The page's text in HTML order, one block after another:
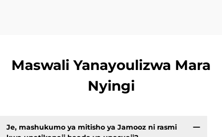
Maswali Yanayoulizwa Mara
Nyingi
Je, mashukumo ya mitisho ya Jamooz ni rasmi